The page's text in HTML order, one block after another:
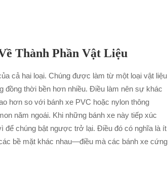
Thành Phần Vật Liệu
cả hai loại. Chúng được làm từ một loại vật liệu
đồng thời bền hơn nhiều. Điều làm nên sự khác
hơn so với bánh xe PVC hoặc nylon thông
năm ngoái. Khi những bánh xe này tiếp xúc
để chúng bật ngược trở lại. Điều đó có nghĩa là ít
bề mặt khác nhau—điều mà các bánh xe cứng